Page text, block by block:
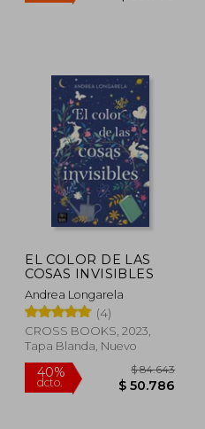
40%
dcto.
EL COLOR DE LAS
COSAS INVISIBLES
Andrea Longarela
(4)
CROSS BOOKS, 2023,
Tapa Blanda, Nuevo